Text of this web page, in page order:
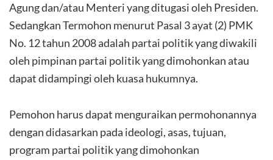
Agung dan/atau Menteri yang ditugasi oleh Presiden.
Sedangkan Termohon menurut Pasal 3 ayat (2) PMK
No. 12 tahun 2008 adalah partai politik yang diwakili
oleh pimpinan partai politik yang dimohonkan atau
dapat didampingi oleh kuasa hukumnya.
Pemohon harus dapat menguraikan permohonannya
dengan didasarkan pada ideologi, asas, tujuan,
program partai politik yang dimohonkan